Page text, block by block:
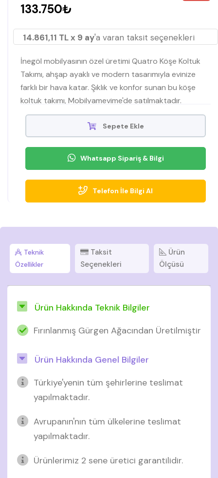
133.750₺
14.861,11 TL x 9 ay'a varan taksit seçenekleri
İnegöl mobilyasının özel üretimi Quatro Köşe Koltuk
Takımı, ahşap ayaklı ve modern tasarımıyla evinize
farklı bir hava katar. Şıklık ve konfor sunan bu köşe
koltuk takımı, Mobilyamevime'de satılmaktadır.
Sepete Ekle
Whatsapp Sipariş & Bilgi
Telefon İle Bilgi Al
Teknik
Özellikler
Taksit
Seçenekleri
Ürün
Ölçüsü
Ürün Hakkında Teknik Bilgiler
Fırınlanmış Gürgen Ağacından Üretilmiştir
Ürün Hakkında Genel Bilgiler
Türkiye'yenin tüm şehirlerine teslimat
yapılmaktadır.
Avrupanın'nın tüm ülkelerine teslimat
yapılmaktadır.
Ürünlerimiz 2 sene üretici garantilidir.